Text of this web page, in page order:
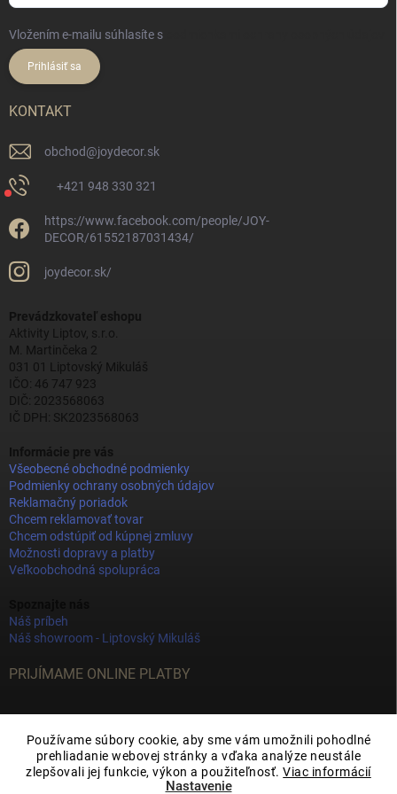
Používame súbory cookie, aby sme vám umožnili pohodlné
prehliadanie webovej stránky a vďaka analýze neustále
zlepšovali jej funkcie, výkon a použiteľnosť.Viac informácií
Nastavenie
Vložením e-mailu súhlasíte s
Prihlásiť sa
KONTAKT
obchod@joydecor.sk
+421 948 330 321
https://www.facebook.com/people/JOY-
DECOR/61552187031434/
joydecor.sk/
Prevádzkovateľ eshopu
Aktivity Liptov, s.r.o.
M. Martinčeka 2
031 01 Liptovský Mikuláš
IČO: 46 747 923
DIČ: 2023568063
IČ DPH: SK2023568063
Informácie pre vás
Všeobecné obchodné podmienky
Podmienky ochrany osobných údajov
Reklamačný poriadok
Chcem reklamovať tovar
Chcem odstúpiť od kúpnej zmluvy
Možnosti dopravy a platby
Veľkoobchodná spolupráca
Náš príbeh
Náš showroom - Liptovský Mikuláš
PRIJÍMAME ONLINE PLATBY